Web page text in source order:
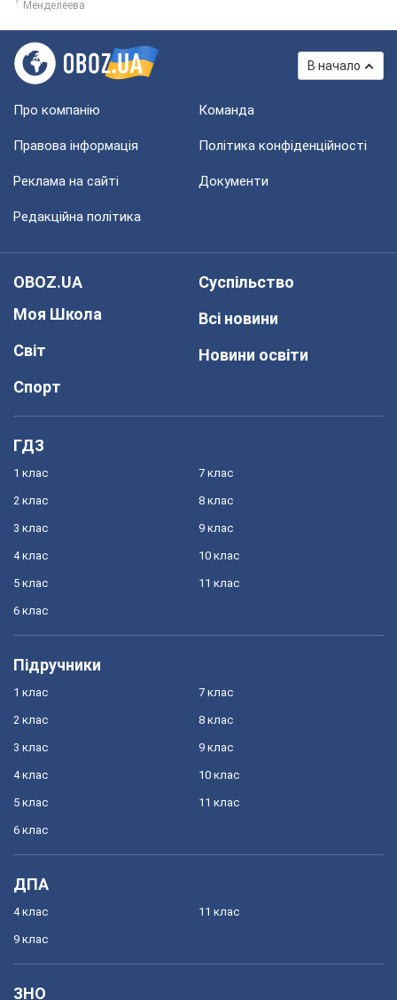
Менделеева
В начало
Про компанію Команда
Правова інформація Політика конфіденційності
Реклама на сайті Документи
Редакційна політика
OBOZ.UA
Моя Школа
Світ
Спорт
Суспільство
Всі новини
Новини освіти
ГДЗ
1 клас
2 клас
3 клас
4 клас
5 клас
6 клас
7 клас
8 клас
9 клас
10 клас
11 клас
Підручники
1 клас
2 клас
3 клас
4 клас
5 клас
6 клас
7 клас
8 клас
9 клас
10 клас
11 клас
ДПА
4 клас
9 клас
11 клас
ЗНО